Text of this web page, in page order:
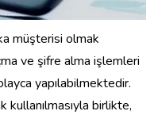
müşterisi olmak
ve şifre alma işlemleri
yapılabilmektedir.
kullanılmasıyla birlikte,